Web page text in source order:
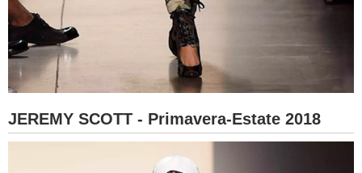
JEREMY SCOTT - Primavera-Estate 2018